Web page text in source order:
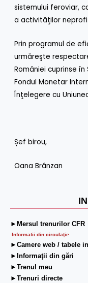
►Mersul trenurilor CFR
Informatii din circulaţie
►Camere web / tabele
►Informaţii din gări
►Trenul meu
►Trenuri directe
sistemului feroviar,
a activităţilor
Prin programul de
urmăreşte
României cuprinse
Fondul Monetar
Înţelegere cu
Șef birou,
Oana Brânzan